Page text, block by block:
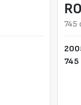
745
745